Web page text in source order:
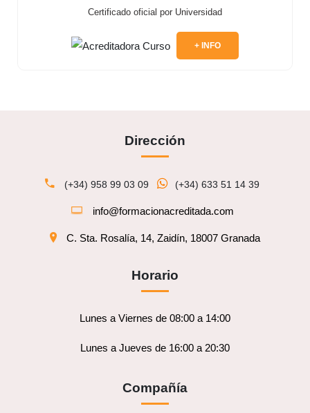
Certificado oficial por Universidad
+ INFO
Dirección
(+34) 958 99 03 09 (+34) 633 51 14 39
info@formacionacreditada.com
C. Sta. Rosalía, 14, Zaidín, 18007 Granada
Horario
Lunes a Viernes de 08:00 a 14:00
Lunes a Jueves de 16:00 a 20:30
Compañía